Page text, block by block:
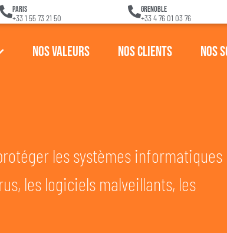
Paris
+33 1 55 73 21 50
Grenoble
+33 4 76 01 03 76
Nos Valeurs Nos Clients Nos
les systèmes informatiques
les logiciels malveillants, les